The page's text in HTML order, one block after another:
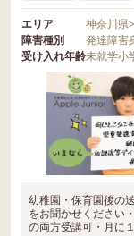
エリア 神奈川県>
障害種別
発達障害
受け入れ年齢未就学小
幼稚園・保育園後の
をお聞かせください
の両方受講可・月に